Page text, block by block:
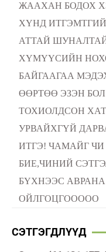
ЖААХАН БОДОХ
ХҮНД
АТТАЙ
ХҮМҮҮСИЙН
БАЙГААГАА
ӨӨРТӨӨ ЭЗЭН
ТОХИОЛДСОН
УРВАЙХГҮЙ
ИТГЭ! ЧАМАЙГ
БИЕ,ЧИНИЙ
БҮХНЭЭС
ОЙЛГОЦГООООО
СЭТГЭГДЛҮҮД